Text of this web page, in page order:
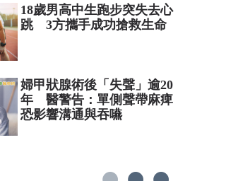
18歲男高中生跑步突失去心
跳 3方攜手成功搶救生命
婦甲狀腺術後「失聲」逾20
年 醫警告：單側聲帶麻痺
恐影響溝通與吞嚥